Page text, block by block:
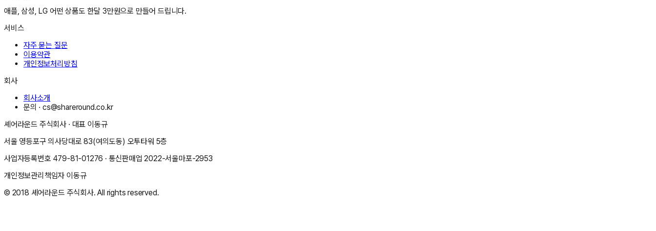
애플, 삼성, LG 어떤 상품도 한달 3만원으로 만들어 드립니다.
서비스
자주 묻는 질문
이용약관
개인정보처리방침
회사
회사소개
문의 ·cs@shareround.co.kr
셰어라운드 주식회사 · 대표 이동규
서울 영등포구 의사당대로 83(여의도동) 오투타워 5층
사업자등록번호 479-81-01276 · 통신판매업2022-서울마포-2953
개인정보관리책임자 이동규
© 2018 셰어라운드 주식회사. All rights reserved.